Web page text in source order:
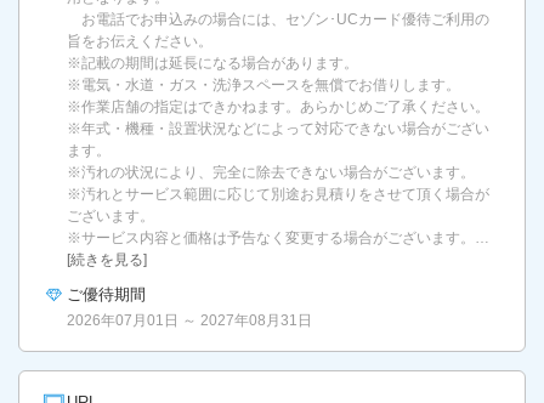
お電話でお申込みの場合には、セゾン･UCカード優待ご利用の
旨をお伝えください。
※記載の期間は延長になる場合があります。
※電気・水道・ガス・洗浄スペースを無償でお借りします。
※作業店舗の指定はできかねます。あらかじめご了承ください。
※年式・機種・設置状況などによって対応できない場合がござい
ます。
※汚れの状況により、完全に除去できない場合がございます。
※汚れとサービス範囲に応じて別途お見積りをさせて頂く場合が
ございます。
※サービス内容と価格は予告なく変更する場合がございます。…
[続きを見る]
ご優待期間
2026年07月01日 ～ 2027年08月31日